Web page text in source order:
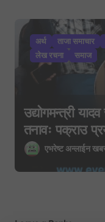
अर्थ ताजा समाचार
लेख रचना
समाज
उद्योगमन्त्री
तनावः पक्राउ
मागिएको दाबी
एभरेष्ट अन्लाईन